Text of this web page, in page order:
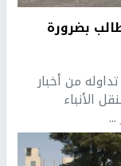
بضرورة
من أخبار
الأنباء